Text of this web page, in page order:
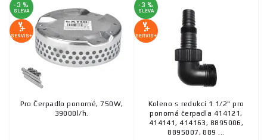
-3 %
SLEVA
SERVIS+
Pro Čerpadlo ponorné, 750W,
39000l/h.
-3 %
SLEVA
SERVIS+
Koleno s redukcí 1 1/2" pro
ponorná čerpadla 414121,
414141, 414163, 8895006,
8895007, 889 ...